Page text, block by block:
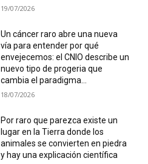
19/07/2026
Un cáncer raro abre una nueva
vía para entender por qué
envejecemos: el CNIO describe un
nuevo tipo de progeria que
cambia el paradigma...
18/07/2026
Por raro que parezca existe un
lugar en la Tierra donde los
animales se convierten en piedra
y hay una explicación científica